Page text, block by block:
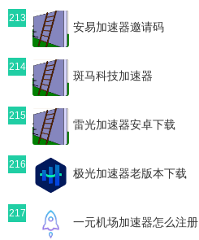
213
安易加速器邀请码
214
斑马科技加速器
215
雷光加速器安卓下载
216
极光加速器老版本下载
217
一元机场加速器怎么注册